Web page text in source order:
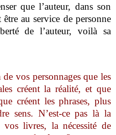
que l’auteur, dans son
au service de personne
de l’auteur, voilà sa
vos personnages que les
créent la réalité, et que
créent les phrases, plus
sens. N’est-ce pas là la
vos livres, la nécessité de